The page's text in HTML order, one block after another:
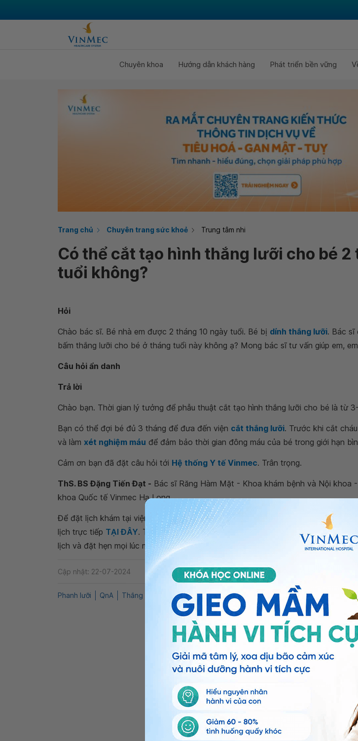
Chuyên khoa Hướng dẫn khách hàng Phát triển bền vững
Trang chủ Chuyên trang sức khoẻ Trung tâm nhi
Có thể cắt tạo hình thắng lưỡi cho bé 2
tuổi không?
Hỏi
Chào bác sĩ. Bé nhà em được 2 tháng 10 ngày tuổi. Bé bị dính thắng lưỡi. Bác sĩ
bấm thắng lưỡi cho bé ở tháng tuổi này không ạ? Mong bác sĩ tư vấn giúp em,
Câu hỏi ẩn danh
Trả lời
Chào bạn. Thời gian lý tưởng để phẫu thuật cắt tạo hình thắng lưỡi cho bé là từ
Bạn có thể đợi bé đủ 3 tháng để đưa đến viện cắt thắng lưỡi. Trước khi cắt
và làm xét nghiệm máu để đảm bảo thời gian đông máu của bé trong giới hạn
Cảm ơn bạn đã đặt câu hỏi tới Hệ thống Y tế Vinmec. Trân trọng.
ThS. BS Đặng Tiến Đạt - Bác sĩ Răng Hàm Mặt - Khoa khám bệnh và Nội khoa
khoa Quốc tế Vinmec Hạ Long.
Để đặt lịch khám tại viện, Quý khách vui lòng bấm số , đặt mua GÓI
lịch trực tiếp TẠI ĐÂY. Tải và đặt lịch khám tự động trên ứng dụng My Vinmec để
lịch và đặt hẹn mọi lúc mọi nơi ngay trên ứng dụng.
Cập nhật: 22-07-2024
Phanh lưỡi QnA Thắng lưỡi răng hàm mặt Dính thắng lưỡi Điều trị dính thắng lưỡi